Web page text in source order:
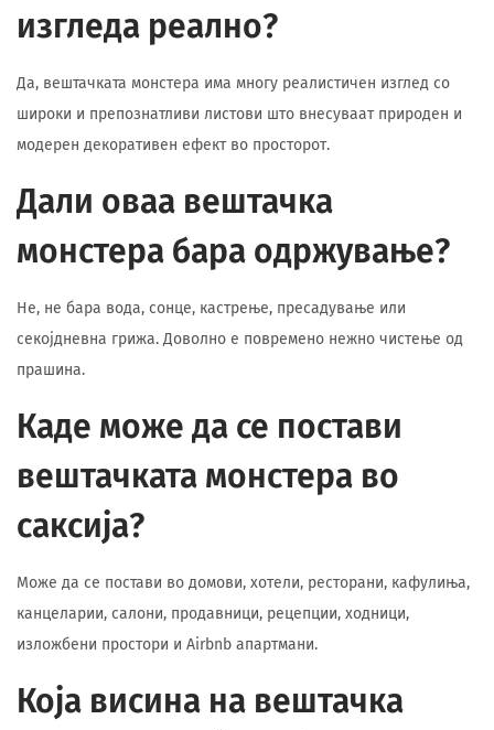
изгледа реално?
Да, вештачката монстера има многу реалистичен изглед со
широки и препознатливи листови што внесуваат природен и
модерен декоративен ефект во просторот.
Дали оваа вештачка
монстера бара одржување?
Не, не бара вода, сонце, кастрење, пресадување или
секојдневна грижа. Доволно е повремено нежно чистење од
прашина.
Каде може да се постави
вештачката монстера во
саксија?
Може да се постави во домови, хотели, ресторани, кафулиња,
канцеларии, салони, продавници, рецепции, ходници,
изложбени простори и Airbnb апартмани.
Која висина на вештачка